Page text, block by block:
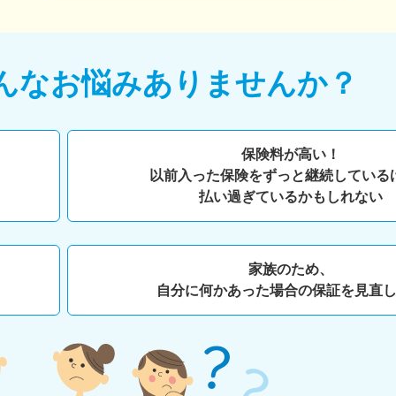
なお悩みありませんか？
保険料が高い！
以前入った保険をずっと継続している
払い過ぎているかもしれない
家族のため、
自分に何かあった場合の保証を見直